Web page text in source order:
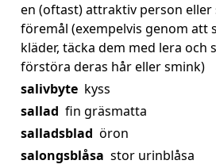
en (oftast) attraktiv person
föremål (exempelvis genom att
kläder, täcka dem med lera och
förstöra deras hår eller smink)
salivbyte kyss
sallad fin gräsmatta
salladsblad öron
salongsblåsa stor urinblåsa